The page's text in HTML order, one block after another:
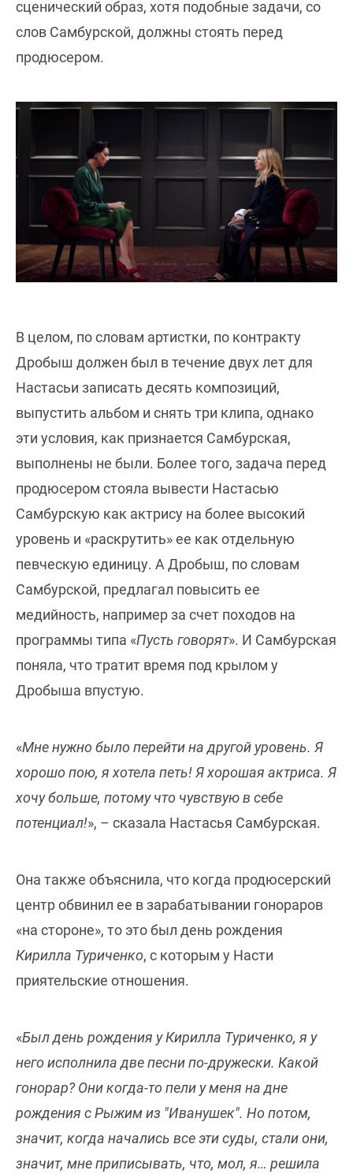
сценический образ, хотя подобные задачи, со
слов Самбурской, должны стоять перед
продюсером.
В целом, по словам артистки, по контракту
Дробыш должен был в течение двух лет для
Настасьи записать десять композиций,
выпустить альбом и снять три клипа, однако
эти условия, как признается Самбурская,
выполнены не были. Более того, задача перед
продюсером стояла вывести Настасью
Самбурскую как актрису на более высокий
уровень и «раскрутить» ее как отдельную
певческую единицу. А Дробыш, по словам
Самбурской, предлагал повысить ее
медийность, например за счет походов на
программы типа «Пусть говорят». И Самбурская
поняла, что тратит время под крылом у
Дробыша впустую.
«Мне нужно было перейти на другой уровень. Я
хорошо пою, я хотела петь! Я хорошая актриса. Я
хочу больше, потому что чувствую в себе
потенциал!», – сказала Настасья Самбурская.
Она также объяснила, что когда продюсерский
центр обвинил ее в зарабатывании гонораров
«на стороне», то это был день рождения
Кирилла Туриченко, с которым у Насти
приятельские отношения.
«Был день рождения у Кирилла Туриченко, я у
него исполнила две песни по-дружески. Какой
гонорар? Они когда-то пели у меня на дне
рождения с Рыжим из "Иванушек". Но потом,
значит, когда начались все эти суды, стали они,
значит, мне приписывать, что, мол, я… решила